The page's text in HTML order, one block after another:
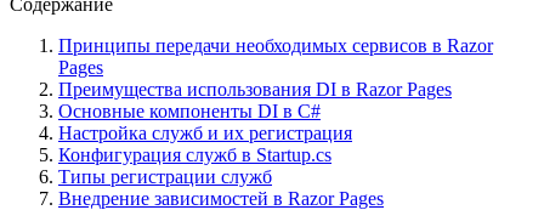
Принципы передачи необходимых сервисов в Razor
Pages
Преимущества использования DI в Razor Pages
Основные компоненты DI в C#
Настройка служб и их регистрация
Конфигурация служб в Startup.cs
Типы регистрации служб
Внедрение зависимостей в Razor Pages